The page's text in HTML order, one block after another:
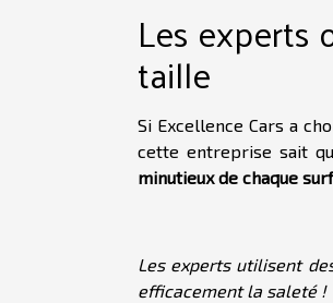
Les experts
taille
Si Excellence Cars a
cette entreprise sait
minutieux de chaque
Les experts utilisent
efficacement la saleté !